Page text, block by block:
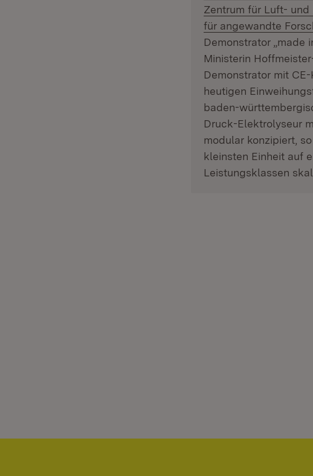
Zentrum für Luft- und
für angewandte
Demonstrator „made
Ministerin
Demonstrator mit
heutigen
baden-
Druck-Elektrolyseur
modular konzipiert,
kleinsten Einheit auf
Leistungsklassen